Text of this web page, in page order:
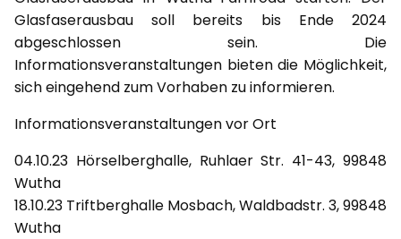
Glasfaserausbau soll bereits bis Ende 2024
abgeschlossen sein. Die
Informationsveranstaltungen bieten die Möglichkeit,
sich eingehend zum Vorhaben zu informieren.
Informationsveranstaltungen vor Ort
04.10.23 Hörselberghalle, Ruhlaer Str. 41-43, 99848
Wutha
18.10.23 Triftberghalle Mosbach, Waldbadstr. 3, 99848
Wutha